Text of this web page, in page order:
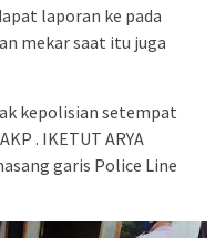
laporan ke pada
mekar saat itu juga
kepolisian setempat
. IKETUT ARYA
garis Police Line